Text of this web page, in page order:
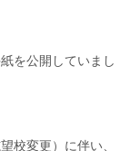
を公開していまし
校変更）に伴い、